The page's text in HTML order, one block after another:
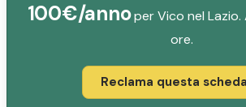
100€/annoper Vico nel
ore.
Reclama questa